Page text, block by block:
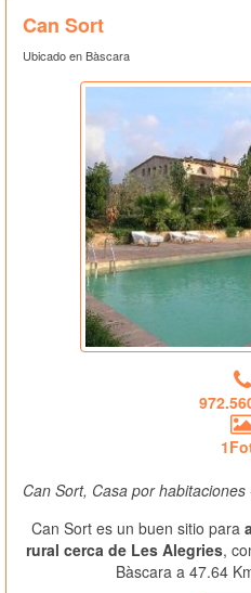
Can Sort
Ubicado en Bàscara
Can Sort, Casa por
Can Sort es un buen sitio para
rural cerca de Les Alegries,
Bàscara a 47.64